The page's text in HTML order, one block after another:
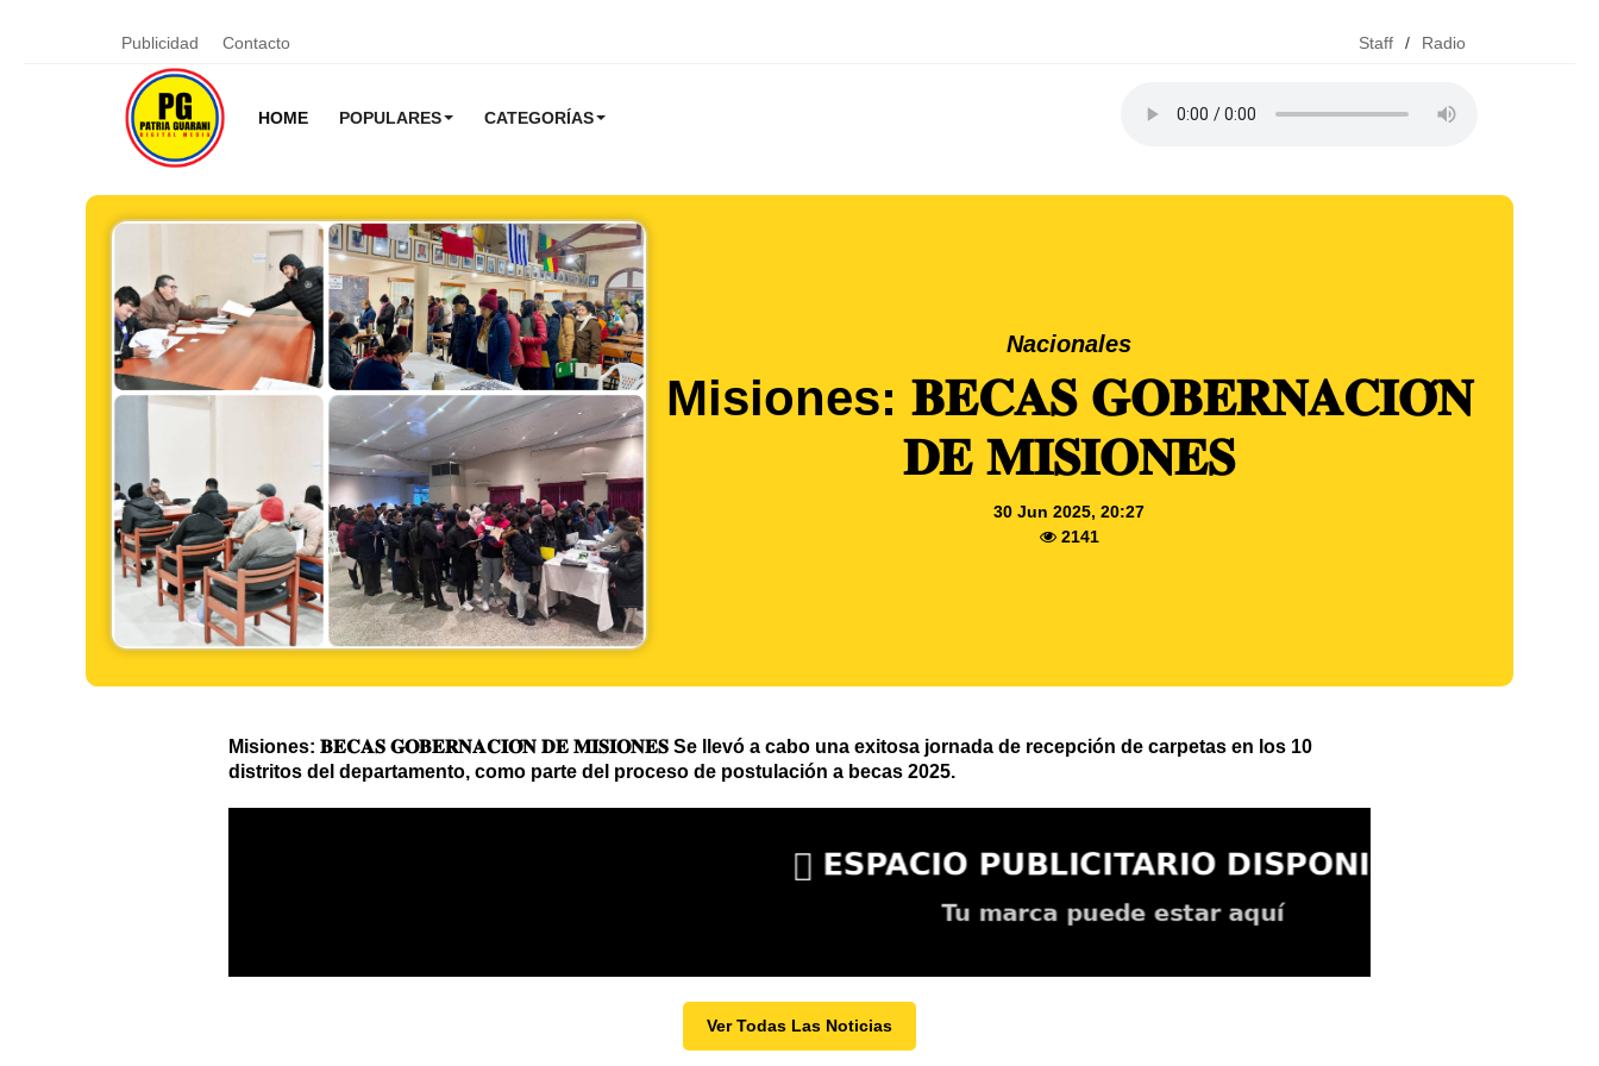
Publicidad Contacto Staff / Radio
HOME POPULARES CATEGORÍAS
Nacionales
Misiones: 𝐁𝐄𝐂𝐀𝐒 𝐆𝐎𝐁𝐄𝐑𝐍𝐀𝐂𝐈𝐎́𝐍
𝐃𝐄 𝐌𝐈𝐒𝐈𝐎𝐍𝐄𝐒
30 Jun 2025, 20:27
2141
Misiones: 𝐁𝐄𝐂𝐀𝐒 𝐆𝐎𝐁𝐄𝐑𝐍𝐀𝐂𝐈𝐎́𝐍 𝐃𝐄 𝐌𝐈𝐒𝐈𝐎𝐍𝐄𝐒 Se llevó a cabo una exitosa jornada de recepción de carpetas en los 10
distritos del departamento, como parte del proceso de postulación a becas 2025.
Ver Todas Las Noticias